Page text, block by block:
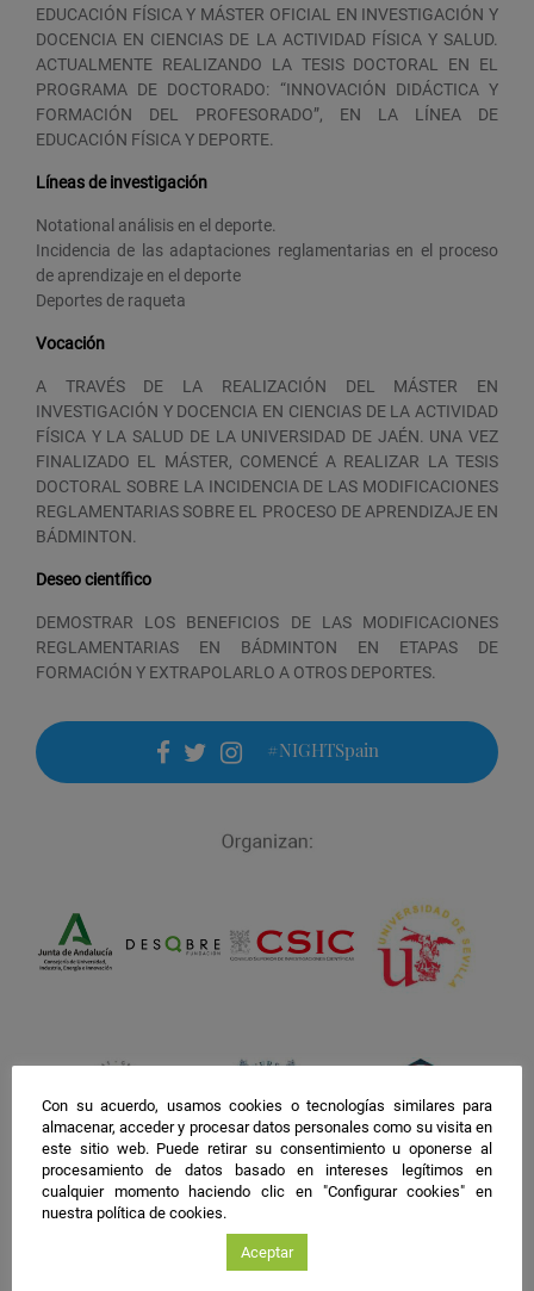
EDUCACIÓN FÍSICA Y MÁSTER OFICIAL EN INVESTIGACIÓN Y
DOCENCIA EN CIENCIAS DE LA ACTIVIDAD FÍSICA Y SALUD.
ACTUALMENTE REALIZANDO LA TESIS DOCTORAL EN EL
PROGRAMA DE DOCTORADO: “INNOVACIÓN DIDÁCTICA Y
FORMACIÓN DEL PROFESORADO”, EN LA LÍNEA DE
EDUCACIÓN FÍSICA Y DEPORTE.
Líneas de investigación
Notational análisis en el deporte.
Incidencia de las adaptaciones reglamentarias en el proceso
de aprendizaje en el deporte
Deportes de raqueta
Vocación
A TRAVÉS DE LA REALIZACIÓN DEL MÁSTER EN
INVESTIGACIÓN Y DOCENCIA EN CIENCIAS DE LA ACTIVIDAD
FÍSICA Y LA SALUD DE LA UNIVERSIDAD DE JAÉN. UNA VEZ
FINALIZADO EL MÁSTER, COMENCÉ A REALIZAR LA TESIS
DOCTORAL SOBRE LA INCIDENCIA DE LAS MODIFICACIONES
REGLAMENTARIAS SOBRE EL PROCESO DE APRENDIZAJE EN
BÁDMINTON.
Deseo científico
DEMOSTRAR LOS BENEFICIOS DE LAS MODIFICACIONES
REGLAMENTARIAS EN BÁDMINTON EN ETAPAS DE
FORMACIÓN Y EXTRAPOLARLO A OTROS DEPORTES.
facebook
twitter
instagram
#NIGHTSpain
Con su acuerdo, usamos cookies o tecnologías similares para
almacenar, acceder y procesar datos personales como su visita en
este sitio web. Puede retirar su consentimiento u oponerse al
procesamiento de datos basado en intereses legítimos en
cualquier momento haciendo clic en "Configurar cookies" en
nuestra política de cookies.
Aceptar